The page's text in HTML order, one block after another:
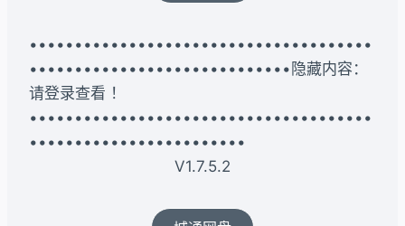
••••••••••••••••••••••••••••••••••••••
•••••••••••••••••••••••••••••隐藏内容：
请登录查看 ！
••••••••••••••••••••••••••••••••••••••
••••••••••••••••••••••••
V1.7.5.2